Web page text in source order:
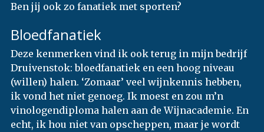
Ben jij ook zo fanatiek met sporten?
Bloedfanatiek
Deze kenmerken vind ik ook terug in mijn bedrijf
Druivenstok: bloedfanatiek en een hoog niveau
(willen) halen. ‘Zomaar’ veel wijnkennis hebben,
ik vond het niet genoeg. Ik moest en zou m’n
vinologendiploma halen aan de Wijnacademie. En
echt, ik hou niet van opscheppen, maar je wordt